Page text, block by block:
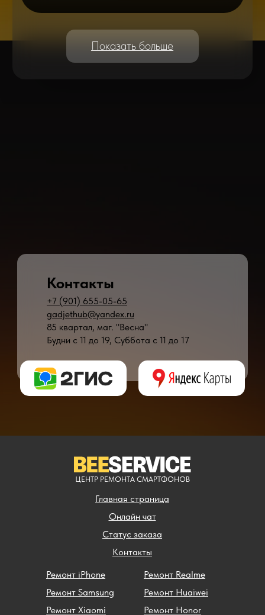
+7 (901) 655-05-65
gadjethub@yandex.ru
85 квартал, маг. "Весна"
Будни с 11 до 19, Суббота с 11 до 17
Контакты
Главная страница
Контакты
Статус заказа
Ремонт iPhone
Ремонт Samsung
Ремонт Xiaomi
Ремонт Realme
Ремонт Huaiwei
Ремонт Honor
* - время ремонта может меняться в зависимости от модели устройства и
Онлайн чат
ЦЕНТР РЕМОНТА СМАРТФОНОВ